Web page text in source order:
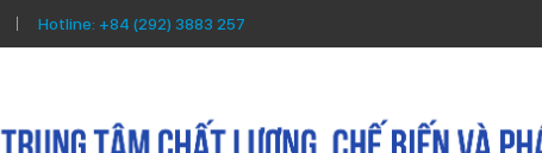
Hotline: +84 (292) 3883 257